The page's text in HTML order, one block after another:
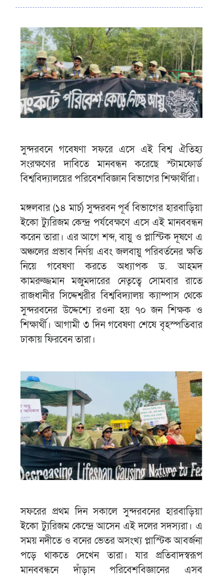
সুন্দরবনে গবেষণা সফরে এসে এই বিশ্ব ঐতিহ্য
সংরক্ষণের দাবিতে মানবন্ধন করেছে স্টামফোর্ড
বিশ্ববিদ্যালয়ের পরিবেশবিজ্ঞান বিভাগের শিক্ষার্থীরা।
মঙ্গলবার (১৪ মার্চ) সুন্দরবন পূর্ব বিভাগের হারবাড়িয়া
ইকো ট্যুরিজম কেন্দ্র পর্যবেক্ষণে এসে এই মানববন্ধন
করেন তারা। এর আগে শব্দ, বায়ু ও প্লাস্টিক দূষণে এ
অঞ্চলের প্রভাব নির্ণয় এবং জলবায়ু পরিবর্তনের ক্ষতি
নিয়ে গবেষণা করতে অধ্যাপক ড. আহমদ
কামরুজ্জমান মজুমদারের নেতৃত্বে সোমবার রাতে
রাজধানীর সিদ্দেশ্বরীর বিশ্ববিদ্যালয় ক্যাম্পাস থেকে
সুন্দরবনের উদ্দেশ্যে রওনা হয় ৭০ জন শিক্ষক ও
শিক্ষার্থী। আগামী ৩ দিন গবেষণা শেষে বৃহস্পতিবার
ঢাকায় ফিরবেন তারা।
সফরের প্রথম দিন সকালে সুন্দরবনের হারবাড়িয়া
ইকো ট্যুরিজম কেন্দ্রে আসেন এই দলের সদস্যরা। এ
সময় নদীতে ও বনের ভেতর অসংখ্য প্লাস্টিক আবর্জনা
পড়ে থাকতে দেখেন তারা। যার প্রতিবাদস্বরূপ
মানববন্ধনে দাঁড়ান পরিবেশবিজ্ঞানের এসব